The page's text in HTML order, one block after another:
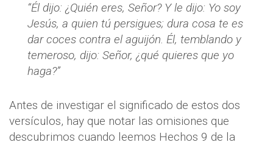
“Él dijo: ¿Quién eres, Señor? Y le dijo: Yo soy
Jesús, a quien tú persigues; dura cosa te es
dar coces contra el aguijón. Él, temblando y
temeroso, dijo: Señor, ¿qué quieres que yo
haga?”
Antes de investigar el significado de estos dos
versículos, hay que notar las omisiones que
descubrimos cuando leemos Hechos 9 de la